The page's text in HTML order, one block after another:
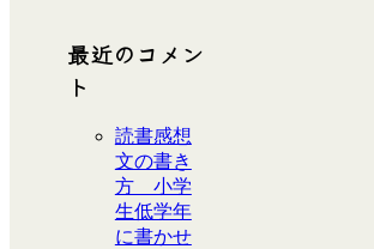
最近のコメン
ト
読書感想
文の書き
方 小学
生低学年
に書かせ